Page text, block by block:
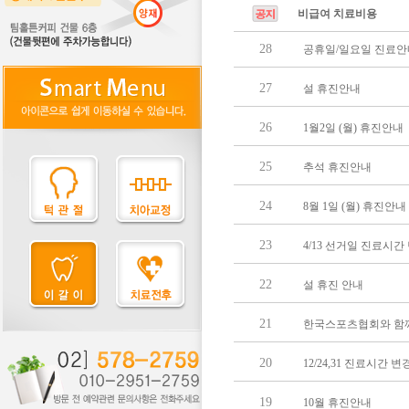
비급여 치료비용
28 공휴일/일요일 진료안
27 설 휴진안내
26 1월2일 (월) 휴진안내
25 추석 휴진안내
24 8월 1일 (월) 휴진안내
23 4/13 선거일 진료시간
22 설 휴진 안내
21 한국스포츠협회와 함
20 12/24,31 진료시간 변
19 10월 휴진안내